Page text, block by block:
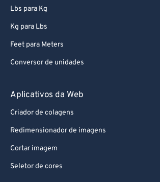
Lbs para Kg
Kg para Lbs
Feet para Meters
Conversor de unidades
Aplicativos da Web
Criador de colagens
Redimensionador de imagens
Cortar imagem
Seletor de cores